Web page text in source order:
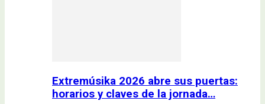
Extremúsika 2026 abre sus puertas:
horarios y claves de la jornada…